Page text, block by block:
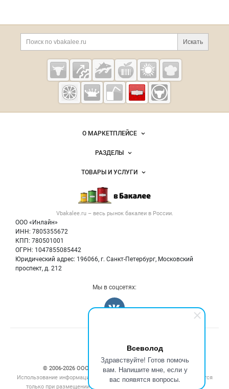
Всеволод
Здравствуйте! Готов помочь
вам. Напишите мне, если у
вас появятся вопросы.
Дополнительная информация
Поиск по сайту и
Искать
Cсылки на полезные проекты
Vbakalee.ru —
рынок
товаров,
ингредиентов
Важные разделы и контакты
Vbakalee.ru – весь рынок бакалеив России.
ООО «Инлайн»
ИНН: 7805355672
КПП: 780501001
ОГРН: 1047855085442
Юридический адрес: 196066, г. Санкт-Петербург, Московский
проспект, д. 212
Навигация по сайтуО МАРКЕТПЛЕЙСЕ
Новости Vbakalee.ru
Размещение рекламы
Публичная оферта
Контактная информация
Политика обработки персональных данных
РАЗДЕЛЫ
Объявления
Новости рынка
ТОВАРЫ И УСЛУГИ
Бакалейные товары
Услуги
Добавить объявление
Мы в соцсетях:
Счетчики, авторское право, логотипы
© 2006‑2026 ООО “Инлайн”. 12+ Все права защищены.
Использование информации, размещенной на данном сайте, допускается
только при размещении активной гиперссылки на сайт
vbakalee.ru